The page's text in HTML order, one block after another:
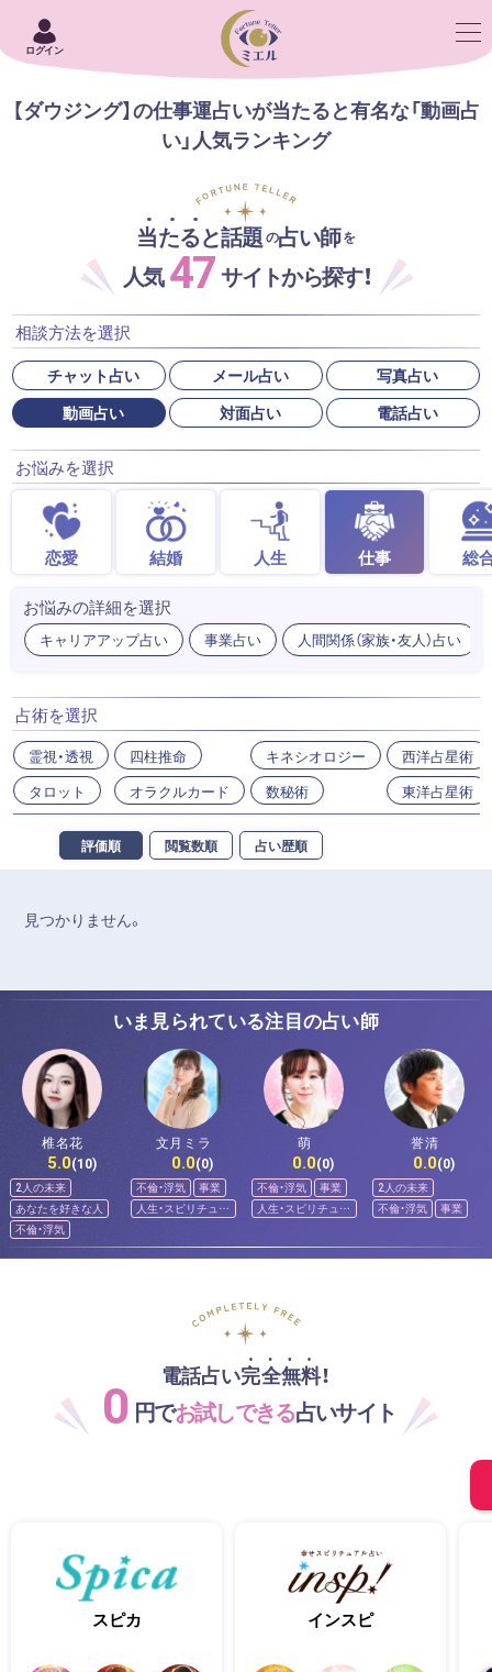
ログイン
【ダウジング】の仕事運占いが当たると有名な「動画占
い」人気ランキング
当たると話題の占い師を
人気47サイトから探す！
相談方法を選択
チャット占い メール占い
写真占い
動画占い
対面占い 電話占い
お悩みを選択
恋愛 結婚 人生 仕事 総
お悩みの詳細を選択
キャリアアップ占い 事業占い 人間関係（家族・友人）占い
占術を選択
霊視・透視
タロット
四柱推命
オラクルカード
キネシオロジー
数秘術
西洋占星術
東洋占星術
評価順 閲覧数順 占い歴順
見つかりません。
いま見られている注目の占い師
椎名花
5.0(10)
2人の未来
あなたを好きな人
不倫・浮気
文月ミラ
0.0(0)
不倫・浮気
事業
人生・スピリチュア
ル
萌
0.0(0)
不倫・浮気
事業
人生・スピリチュア
ル
誉清
0.0(0)
2人の未来
不倫・浮気
事業
電話占い完全無料！
0 円でお試しできる占いサイト
スピカ インスピ